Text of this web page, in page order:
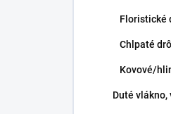
Floristické
Chlpaté
Kovové/
Duté vlákno,